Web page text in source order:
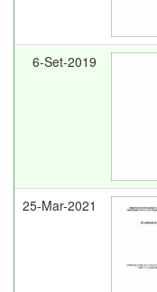
6-Set-2019
25-Mar-2021